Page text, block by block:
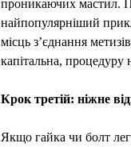
проникаючих мастил.
найпопулярніший
місць з’єднання
капітальна, процедуру
Крок третій: ніжне
Якщо гайка чи болт